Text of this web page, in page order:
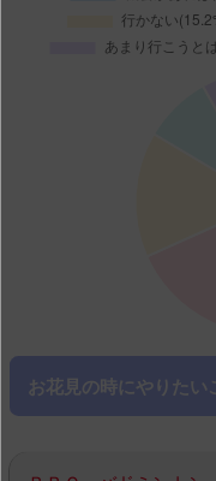
お花見の時にやりたい